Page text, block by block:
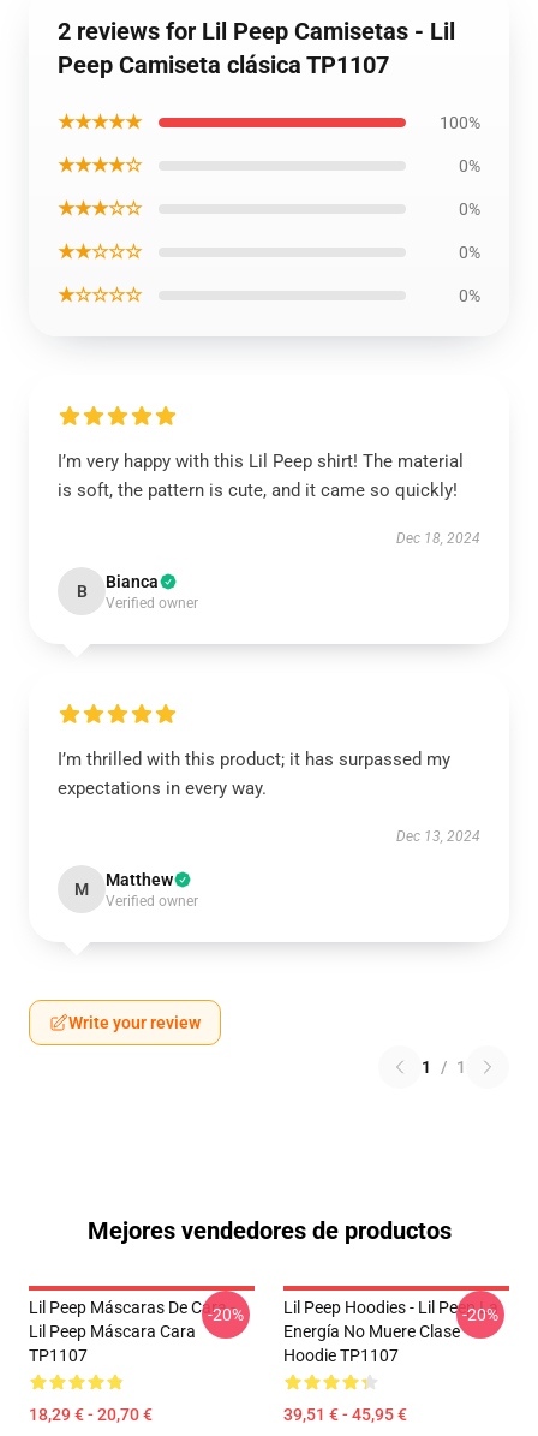
2 reviews for Lil Peep Camisetas - Lil
Peep Camiseta clásica TP1107
★★★★★ 100%
★★★★☆ 0%
★★★☆☆ 0%
★★☆☆☆ 0%
★☆☆☆☆ 0%
I’m very happy with this Lil Peep shirt! The material
is soft, the pattern is cute, and it came so quickly!
Dec 18, 2024
B Bianca
Verified owner
I’m thrilled with this product; it has surpassed my
expectations in every way.
Dec 13, 2024
M Matthew
Verified owner
Write your review
1 / 1
Mejores vendedores de productos
Lil Peep Máscaras De Cara -
Lil Peep Máscara Cara
TP1107
18,29 € - 20,70 €
-20%
Lil Peep Hoodies - Lil Peep La
Energía No Muere Clase
Hoodie TP1107
39,51 € - 45,95 €
-20%